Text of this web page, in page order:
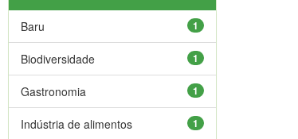
1
Baru
1
Biodiversidade
1
Gastronomia
1
Indústria de alimentos